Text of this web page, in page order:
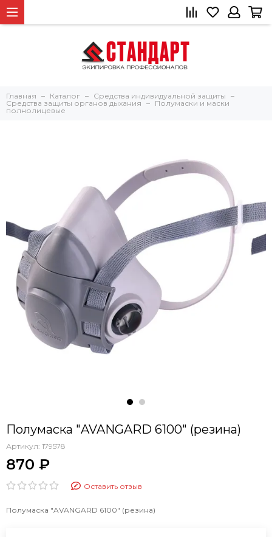
Главная Каталог
Средства индивидуальной защиты
Средства защиты органов дыхания
Полумаски и маски
полнолицевые
Полумаска "AVANGARD 6100" (резина)
Артикул: 179578
870 ₽
Оставить отзыв
Полумаска "AVANGARD 6100" (резина)